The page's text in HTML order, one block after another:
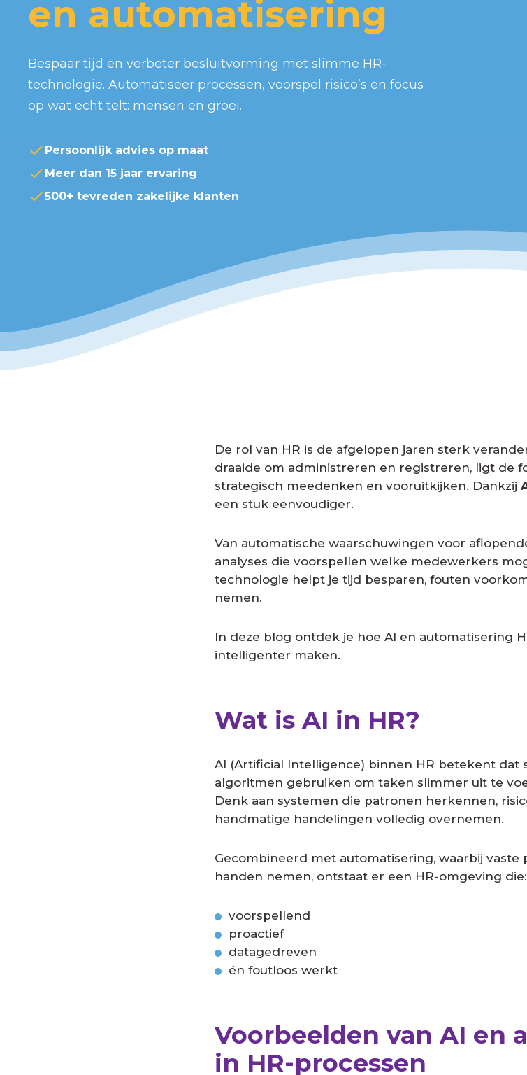
en automatisering
Bespaar tijd en verbeter besluitvorming met slimme HR-
technologie. Automatiseer processen, voorspel risico’s en focus
op wat echt telt: mensen en groei.
Persoonlijk advies op maat
Meer dan 15 jaar ervaring
500+ tevreden zakelijke klanten
De rol van HR is de afgelopen jaren sterk
draaide om administreren en registreren, ligt de
strategisch meedenken en vooruitkijken. Dankzij
een stuk eenvoudiger.
Van automatische waarschuwingen voor
analyses die voorspellen welke medewerkers
technologie helpt je tijd besparen, fouten
nemen.
In deze blog ontdek je hoe AI en automatisering
intelligenter maken.
Wat is AI in HR?
AI (Artificial Intelligence) binnen HR betekent dat
algoritmen gebruiken om taken slimmer uit te
Denk aan systemen die patronen herkennen,
handmatige handelingen volledig overnemen.
Gecombineerd met automatisering, waarbij
handen nemen, ontstaat er een HR-omgeving die:
voorspellend
proactief
datagedreven
én foutloos werkt
Voorbeelden van AI en
in HR-processen